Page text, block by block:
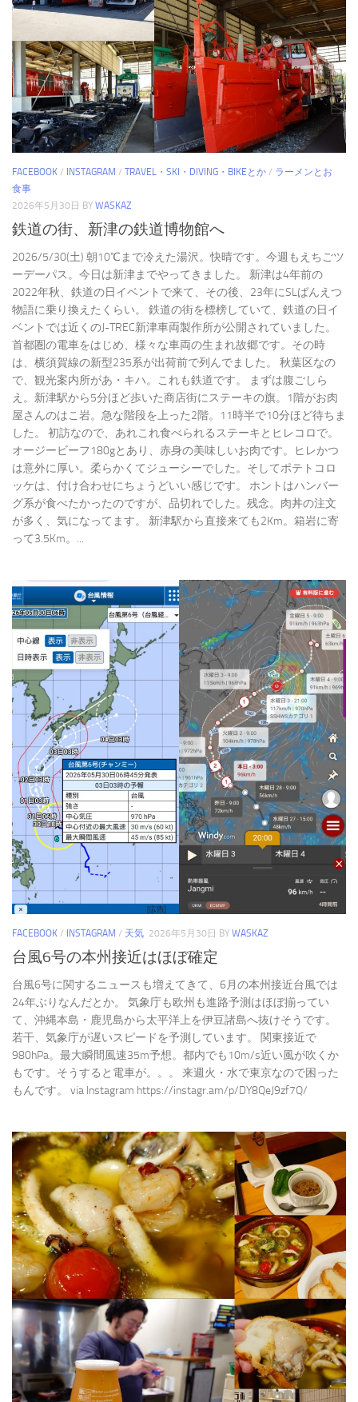
FACEBOOK / INSTAGRAM / TRAVEL・SKI・DIVING・BIKEとか / ラーメンとお
食事
2026年5月30日 BY WASKAZ
鉄道の街、新津の鉄道博物館へ
2026/5/30(土) 朝10℃まで冷えた湯沢。快晴です。今週もえちごツ
ーデーパス。今日は新津までやってきました。 新津は4年前の
2022年秋、鉄道の日イベントで来て、その後、23年にSLばんえつ
物語に乗り換えたくらい。 鉄道の街を標榜していて、鉄道の日イ
ベントでは近くのJ-TREC新津車両製作所が公開されていました。
首都圏の電車をはじめ、様々な車両の生まれ故郷です。その時
は、横須賀線の新型235系が出荷前で列んでました。 秋葉区なの
で、観光案内所があ・キハ。これも鉄道です。 まずは腹ごしら
え。新津駅から5分ほど歩いた商店街にステーキの旗。1階がお肉
屋さんのはこ岩。急な階段を上った2階。11時半で10分ほど待ちま
した。 初訪なので、あれこれ食べられるステーキとヒレコロで。
オージービーフ180gとあり、赤身の美味しいお肉です。ヒレかつ
は意外に厚い。柔らかくてジューシーでした。そしてポテトコロ
ッケは、付け合わせにちょうどいい感じです。 ホントはハンバー
グ系が食べたかったのですが、品切れでした。残念。肉丼の注文
が多く、気になってます。 新津駅から直接来ても2Km。箱岩に寄
って3.5Km。...
FACEBOOK / INSTAGRAM / 天気 2026年5月30日 BY WASKAZ
台風6号の本州接近はほぼ確定
台風6号に関するニュースも増えてきて、6月の本州接近台風では
24年ぶりなんだとか。 気象庁も欧州も進路予測はほぼ揃ってい
て、沖縄本島・鹿児島から太平洋上を伊豆諸島へ抜けそうです。
若干、気象庁が遅いスピードを予測しています。 関東接近で
980hPa。最大瞬間風速35m予想。都内でも10m/s近い風が吹くか
もです。そうすると電車が。。。 来週火・水で東京なので困った
もんです。 via Instagram https://instagr.am/p/DY8QeJ9zf7Q/